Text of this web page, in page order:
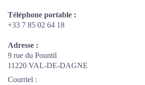
Téléphone portable :
+33 7 85 02 64 18
Adresse :
9 rue du Pountil
11220 VAL-DE-DAGNE
Courriel :